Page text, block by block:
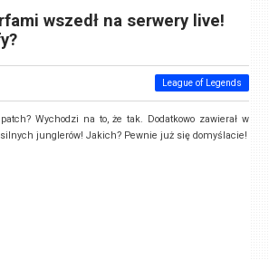
wszedł na serwery live!
League of Legends
Wychodzi na to, że tak. Dodatkowo zawierał w
junglerów! Jakich? Pewnie już się domyślacie!